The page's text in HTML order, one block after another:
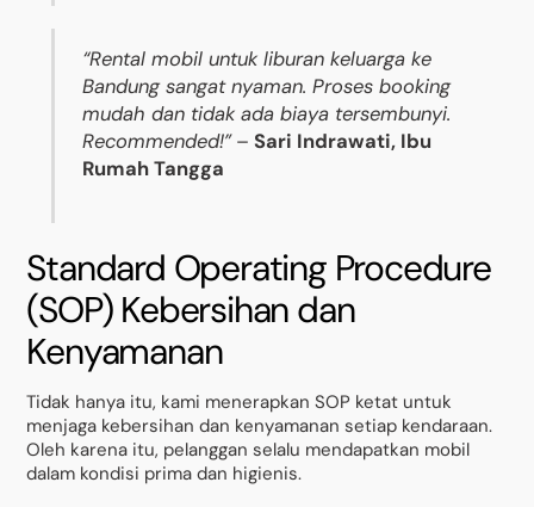
“Rental mobil untuk liburan keluarga ke
Bandung sangat nyaman. Proses booking
mudah dan tidak ada biaya tersembunyi.
Recommended!”– Sari Indrawati, Ibu
Rumah Tangga
Standard Operating Procedure
(SOP) Kebersihan dan
Kenyamanan
Tidak hanya itu, kami menerapkan SOP ketat untuk
menjaga kebersihan dan kenyamanan setiap kendaraan.
Oleh karena itu, pelanggan selalu mendapatkan mobil
dalam kondisi prima dan higienis.